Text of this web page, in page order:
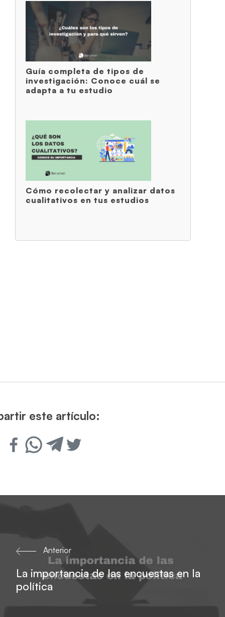
Guía completa de tipos de
investigación: Conoce cuál se
adapta a tu estudio
Cómo recolectar y analizar datos
cualitativos en tus estudios
este artículo:
Anterior
La importancia de las encuestas en la
política